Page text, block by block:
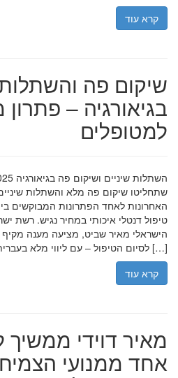
קרא עוד
שיקום פה והשתלות
בגיאורגיה – פתרון
למטופלים
שתחליטו שיקום פה מלא והשתלות
האחרונות לאחד הפתרונות המבוקשים
טיפול דנטלי איכותי במחיר נגיש. רשת
הישראלי מאיר שביט, מציעה מענה מקיף
לסיום הטיפול – עם ליווי מלא בעברית […]
קרא עוד
מאיר דוידי
אחד ממנועי